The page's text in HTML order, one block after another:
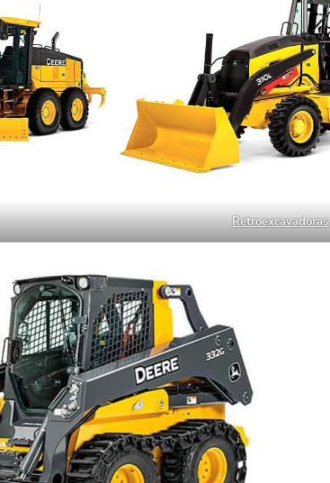
Retroexcavadoras